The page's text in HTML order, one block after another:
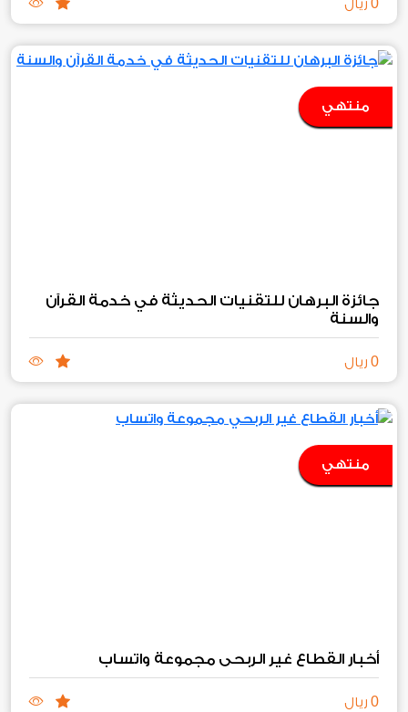
0 ريال
منتهي
جائزة البرهان للتقنيات الحديثة في خدمة القرآن
والسنة
0 ريال
منتهي
أخبار القطاع غير الربحي مجموعة واتساب
0 ريال